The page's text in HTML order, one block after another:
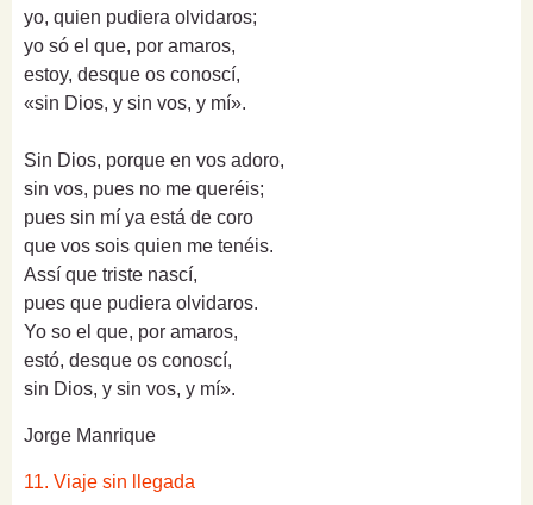
yo, quien pudiera olvidaros;
yo só el que, por amaros,
estoy, desque os conoscí,
«sin Dios, y sin vos, y mí».
Sin Dios, porque en vos adoro,
sin vos, pues no me queréis;
pues sin mí ya está de coro
que vos sois quien me tenéis.
Assí que triste nascí,
pues que pudiera olvidaros.
Yo so el que, por amaros,
estó, desque os conoscí,
sin Dios, y sin vos, y mí».
Jorge Manrique
11. Viaje sin llegada